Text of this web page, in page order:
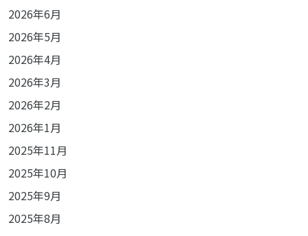
2026年6月
2026年5月
2026年4月
2026年3月
2026年2月
2026年1月
2025年11月
2025年10月
2025年9月
2025年8月